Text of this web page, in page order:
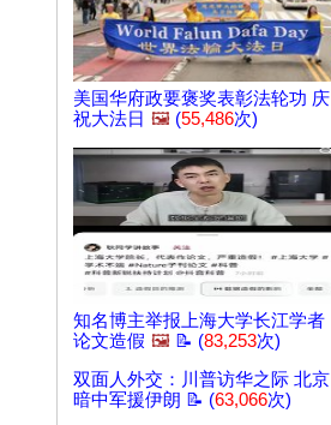
美国华府政要褒奖表彰法轮功 庆
祝大法日 🖼️ (55,486次)
知名博主举报上海大学长江学者
论文造假 🖼️ 📝 (83,253次)
双面人外交：川普访华之际 北京
暗中军援伊朗 📝 (63,066次)